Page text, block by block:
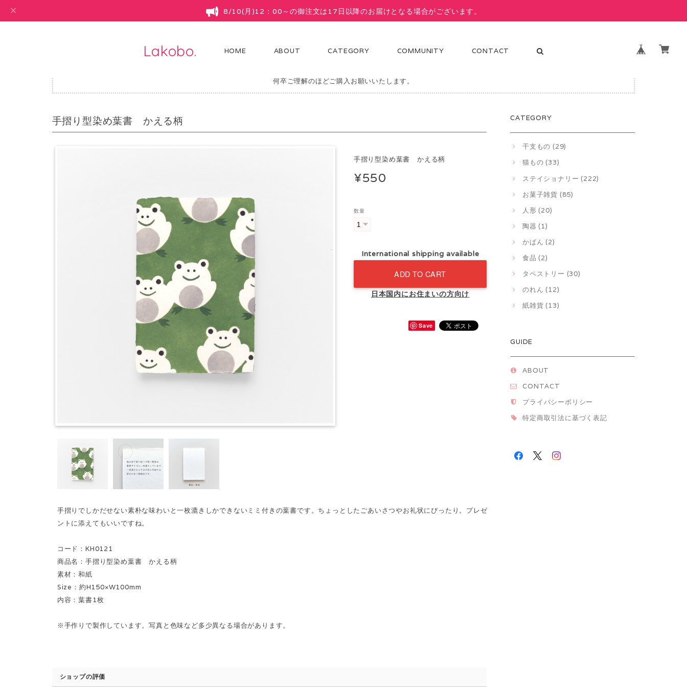
8/10(月)12：00～の御注文は17日以降のお届けとなる場合がございます。
Lakobo. HOME ABOUT CATEGORY COMMUNITY
CONTACT
何卒ご理解のほどご購入お願いいたします。
手摺り型染め葉書 かえる柄
手摺り型染め葉書 かえる柄
¥550
数量
International shipping available
ADD TO CART
日本国内にお住まいの方向け
Save
手摺りでしかだせない素朴な味わいと一枚漉きしかできないミミ付きの葉書です。ちょっとしたごあいさつやお礼状にぴったり。プレゼ
ントに添えてもいいですね。
コード：KH0121
商品名：手摺り型染め葉書 かえる柄
素材：和紙
Size：約H150×W100mm
内容：葉書1枚
※手作りで製作しています。写真と色味など多少異なる場合があります。
ショップの評価
CATEGORY
干支もの (29)
猫もの (33)
ステイショナリー (222)
お菓子雑貨 (85)
人形 (20)
陶器 (1)
かばん (2)
食品 (2)
タペストリー (30)
のれん (12)
紙雑貨 (13)
GUIDE
ABOUT
CONTACT
プライバシーポリシー
特定商取引法に基づく表記